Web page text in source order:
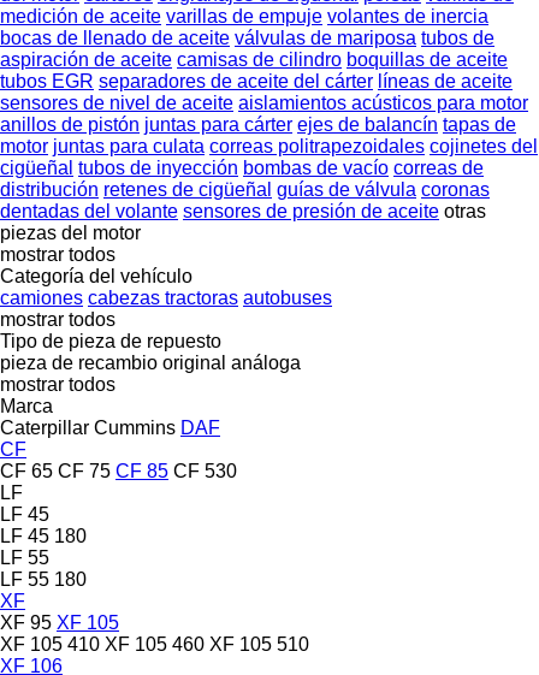
medición de aceite varillas de empuje volantes de inercia
bocas de llenado de aceite válvulas de mariposa tubos de
aspiración de aceite camisas de cilindro boquillas de aceite
tubos EGR separadores de aceite del cárter líneas de aceite
sensores de nivel de aceite aislamientos acústicos para motor
anillos de pistón juntas para cárter ejes de balancín tapas de
motor juntas para culata correas politrapezoidales cojinetes del
cigüeñal tubos de inyección bombas de vacío correas de
distribución retenes de cigüeñal guías de válvula coronas
dentadas del volante sensores de presión de aceite otras
piezas del motor
mostrar todos
Categoría del vehículo
camiones cabezas tractoras autobuses
mostrar todos
Tipo de pieza de repuesto
pieza de recambio original análoga
mostrar todos
Marca
Caterpillar Cummins DAF
CF
CF 65 CF 75 CF 85 CF 530
LF
LF 45
LF 45 180
LF 55
LF 55 180
XF
XF 95 XF 105
XF 105 410 XF 105 460 XF 105 510
XF 106